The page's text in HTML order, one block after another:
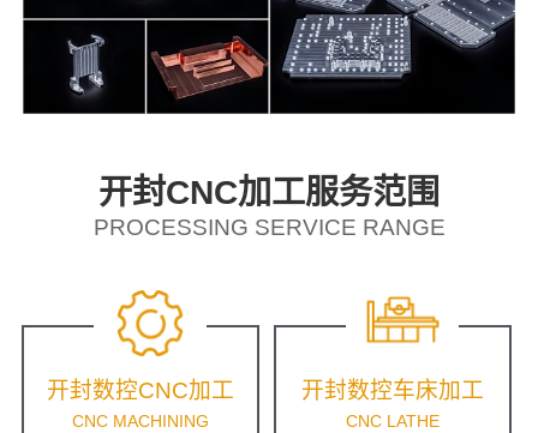
开封CNC加工服务范围
PROCESSING SERVICE RANGE
开封数控CNC加工
CNC MACHINING
开封数控车床加工
CNC LATHE